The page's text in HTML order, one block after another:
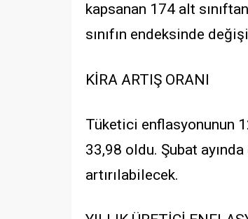
kapsanan 174 alt
sınıfın endeksinde
KİRA ARTIŞ ORANI
Tüketici enflasyonunun
33,98 oldu. Şubat
artırılabilecek.